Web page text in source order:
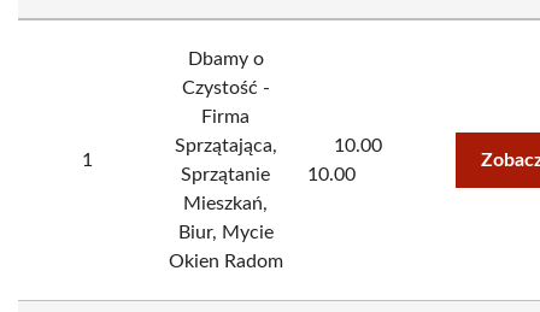
1
Dbamy o
Czystość -
Firma
Sprzątająca,
Sprzątanie
Mieszkań,
Biur, Mycie
Okien Radom
10.00
10.00